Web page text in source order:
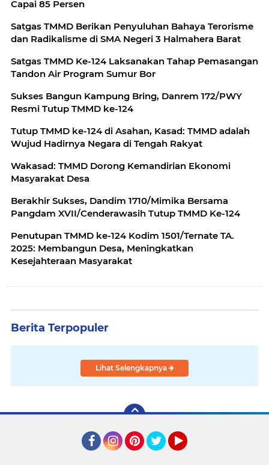
Capai 85 Persen
Satgas TMMD Berikan Penyuluhan Bahaya Terorisme
dan Radikalisme di SMA Negeri 3 Halmahera Barat
Satgas TMMD Ke-124 Laksanakan Tahap Pemasangan
Tandon Air Program Sumur Bor
Sukses Bangun Kampung Bring, Danrem 172/PWY
Resmi Tutup TMMD ke-124
Tutup TMMD ke-124 di Asahan, Kasad: TMMD adalah
Wujud Hadirnya Negara di Tengah Rakyat
Wakasad: TMMD Dorong Kemandirian Ekonomi
Masyarakat Desa
Berakhir Sukses, Dandim 1710/Mimika Bersama
Pangdam XVII/Cenderawasih Tutup TMMD Ke-124
Penutupan TMMD ke-124 Kodim 1501/Ternate TA.
2025: Membangun Desa, Meningkatkan
Kesejahteraan Masyarakat
Berita Terpopuler
Lihat Selengkapnya